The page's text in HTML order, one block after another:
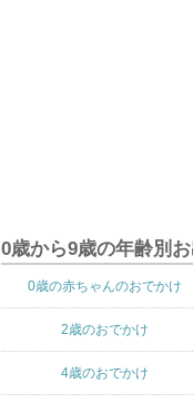
0歳から9歳の年齢別
0歳の赤ちゃんのおでかけ
2歳のおでかけ
4歳のおでかけ